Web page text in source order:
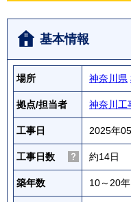
基本情報
場所 神奈川県
拠点/担当者 神奈川工
工事日 2025年
工事日数 約14日
築年数 10～20年